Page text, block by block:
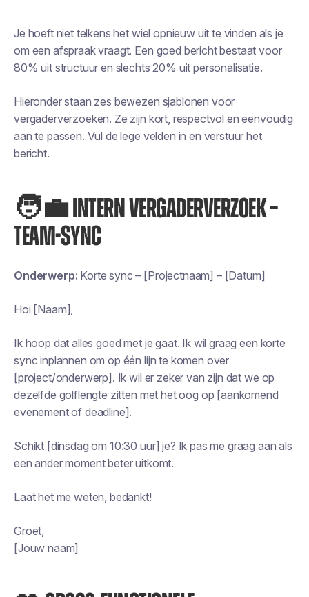
Je hoeft niet telkens het wiel opnieuw uit te vinden als je
om een afspraak vraagt. Een goed bericht bestaat voor
80% uit structuur en slechts 20% uit personalisatie.
Hieronder staan zes bewezen sjablonen voor
vergaderverzoeken. Ze zijn kort, respectvol en eenvoudig
aan te passen. Vul de lege velden in en verstuur het
bericht.
🧑‍💼 INTERN VERGADERVERZOEK –
TEAM-SYNC
Onderwerp: Korte sync – [Projectnaam] – [Datum]
Hoi [Naam],
Ik hoop dat alles goed met je gaat. Ik wil graag een korte
sync inplannen om op één lijn te komen over
[project/onderwerp]. Ik wil er zeker van zijn dat we op
dezelfde golflengte zitten met het oog op [aankomend
evenement of deadline].
Schikt [dinsdag om 10:30 uur] je? Ik pas me graag aan als
een ander moment beter uitkomt.
Laat het me weten, bedankt!
Groet,
[Jouw naam]